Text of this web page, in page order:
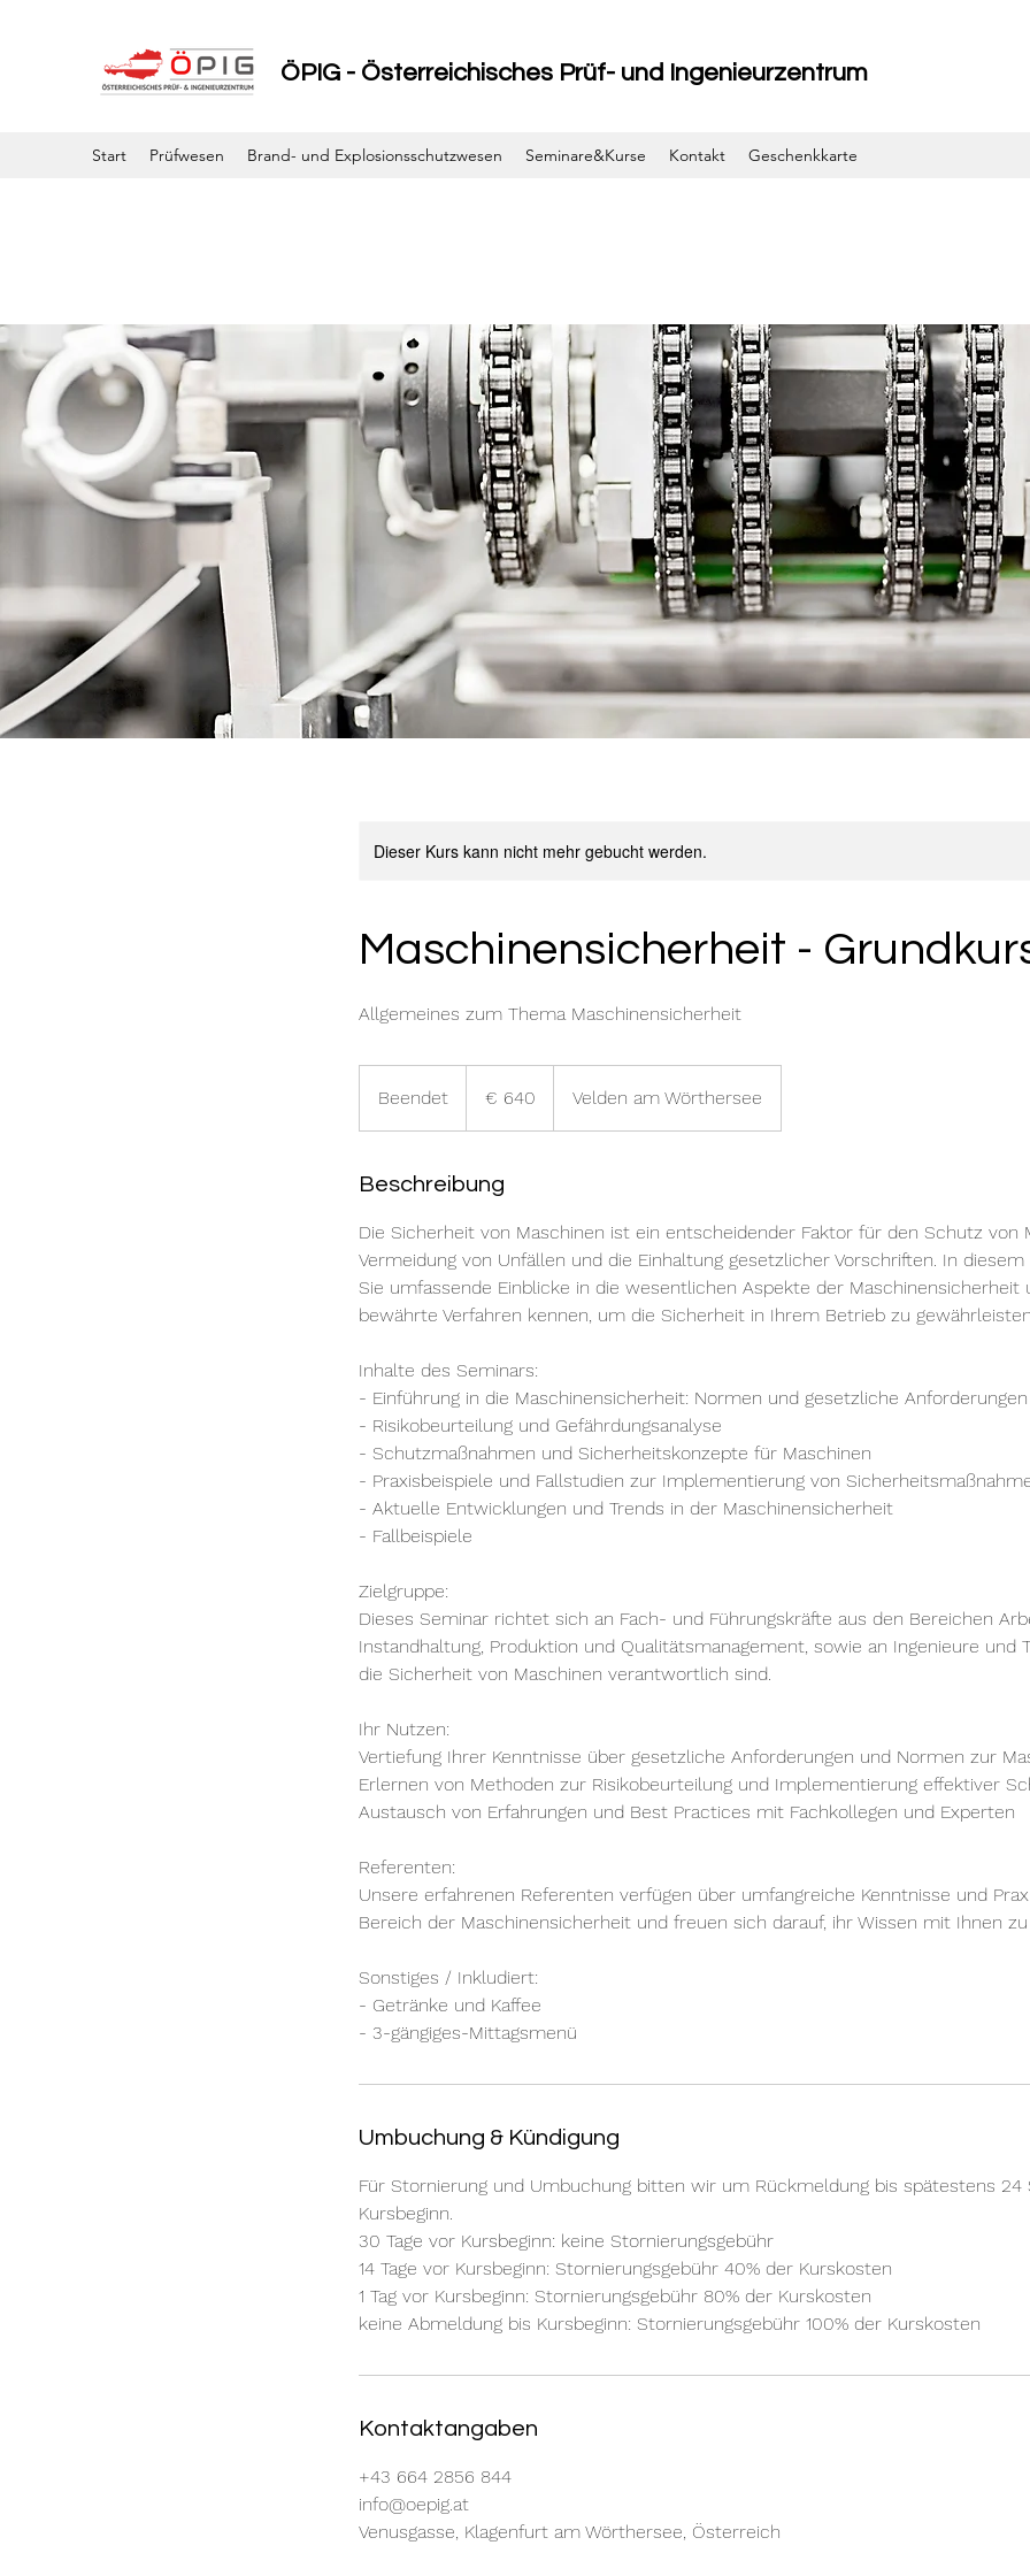
ÖPIG - Österreichisches Prüf- und Ingenieurzentrum
Start Prüfwesen Brand- und Explosionsschutzwesen Seminare&Kurse Kontakt Geschenkkarte
Dieser Kurs kann nicht mehr gebucht werden.
Maschinensicherheit -
Allgemeines zum Thema Maschinensicherheit
Beendet
n
e
t
€ 640 Velden am Wörthersee
Beschreibung
Die Sicherheit von Maschinen ist ein entscheidender Faktor für den Schutz von
Vermeidung von Unfällen und die Einhaltung gesetzlicher Vorschriften. In
Sie umfassende Einblicke in die wesentlichen Aspekte der Maschinensicherheit
bewährte Verfahren kennen, um die Sicherheit in Ihrem Betrieb zu
Inhalte des Seminars:
- Einführung in die Maschinensicherheit: Normen und gesetzliche Anforderungen
- Risikobeurteilung und Gefährdungsanalyse
- Schutzmaßnahmen und Sicherheitskonzepte für Maschinen
- Praxisbeispiele und Fallstudien zur Implementierung von
- Aktuelle Entwicklungen und Trends in der Maschinensicherheit
- Fallbeispiele
Zielgruppe:
Dieses Seminar richtet sich an Fach- und Führungskräfte aus den Bereichen
Instandhaltung, Produktion und Qualitätsmanagement, sowie an Ingenieure und
die Sicherheit von Maschinen verantwortlich sind.
Ihr Nutzen:
Vertiefung Ihrer Kenntnisse über gesetzliche Anforderungen und Normen zur
Erlernen von Methoden zur Risikobeurteilung und Implementierung effektiver
Austausch von Erfahrungen und Best Practices mit Fachkollegen und Experten
Referenten:
Unsere erfahrenen Referenten verfügen über umfangreiche Kenntnisse und
Bereich der Maschinensicherheit und freuen sich darauf, ihr Wissen mit Ihnen
Sonstiges / Inkludiert:
- Getränke und Kaffee
- 3-gängiges-Mittagsmenü
Umbuchung & Kündigung
Für Stornierung und Umbuchung bitten wir um Rückmeldung bis spätestens 24
Kursbeginn.
30 Tage vor Kursbeginn: keine Stornierungsgebühr
14 Tage vor Kursbeginn: Stornierungsgebühr 40% der Kurskosten
1 Tag vor Kursbeginn: Stornierungsgebühr 80% der Kurskosten
keine Abmeldung bis Kursbeginn: Stornierungsgebühr 100% der Kurskosten
Kontaktangaben
+43 664 2856 844
info@oepig.at
Venusgasse, Klagenfurt am Wörthersee, Österreich